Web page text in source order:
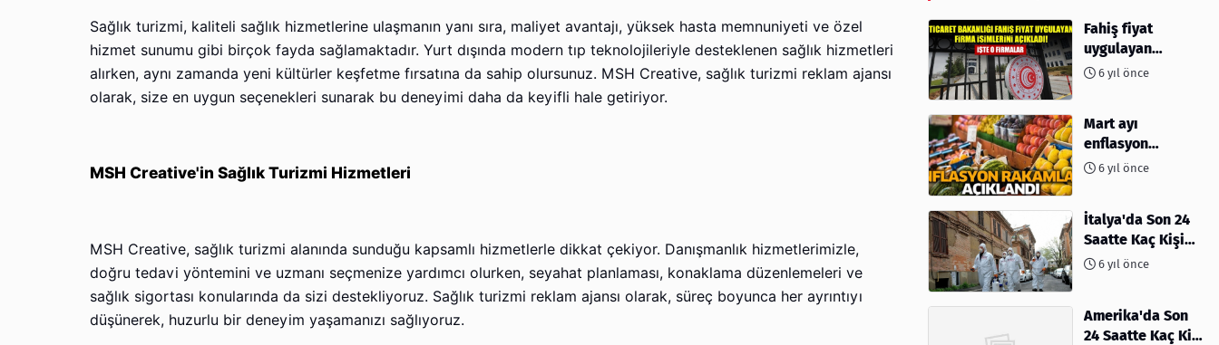
Sağlık turizmi, kaliteli sağlık hizmetlerine ulaşmanın yanı sıra, maliyet avantajı, yüksek hasta memnuniyeti ve özel
hizmet sunumu gibi birçok fayda sağlamaktadır. Yurt dışında modern tıp teknolojileriyle desteklenen sağlık hizmetleri
alırken, aynı zamanda yeni kültürler keşfetme fırsatına da sahip olursunuz. MSH Creative, sağlık turizmi reklam ajansı
olarak, size en uygun seçenekleri sunarak bu deneyimi daha da keyifli hale getiriyor.
MSH Creative'in Sağlık Turizmi Hizmetleri
MSH Creative, sağlık turizmi alanında sunduğu kapsamlı hizmetlerle dikkat çekiyor. Danışmanlık hizmetlerimizle,
doğru tedavi yöntemini ve uzmanı seçmenize yardımcı olurken, seyahat planlaması, konaklama düzenlemeleri ve
sağlık sigortası konularında da sizi destekliyoruz. Sağlık turizmi reklam ajansı olarak, süreç boyunca her ayrıntıyı
düşünerek, huzurlu bir deneyim yaşamanızı sağlıyoruz.
Fahiş fiyat
uygulayan
firmalar açıklandı
6 yıl önce
Mart ayı
enflasyon
rakamları
6 yıl önce
İtalya'da Son 24
Saatte Kaç Kişi
Öldü6 yıl önce
Amerika'da Son
24 Saatte Kaç Kişi